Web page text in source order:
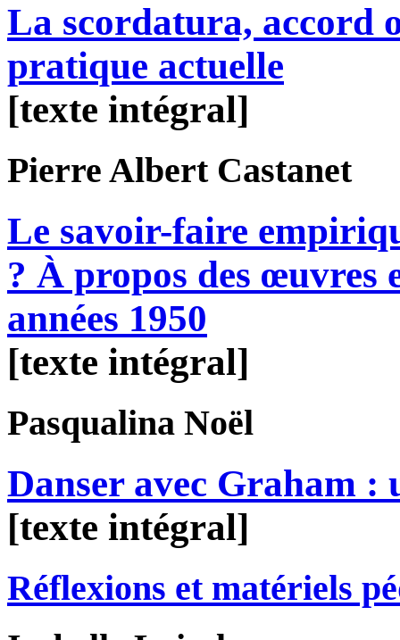
La scordatura, accord
pratique actuelle
[texte intégral]
Pierre Albert Castanet
Le savoir-faire
? À propos des œuvres
années 1950
[texte intégral]
Pasqualina Noël
Danser avec Graham
[texte intégral]
Réflexions et matériels